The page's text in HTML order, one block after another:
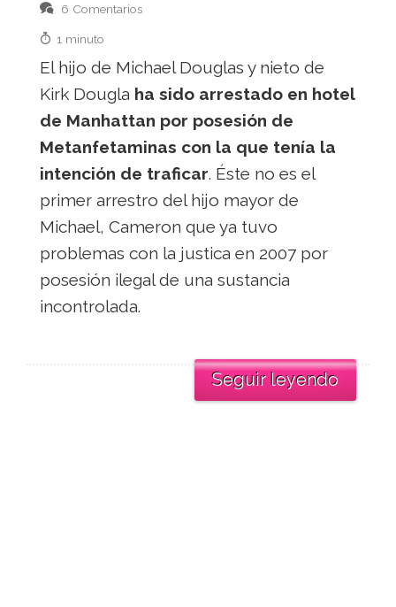
6 Comentarios
1 minuto
El hijo de Michael Douglas y nieto de
Kirk Dougla ha sido arrestado en hotel
de Manhattan por posesión de
Metanfetaminas con la que tenía la
intención de traficar. Éste no es el
primer arrestro del hijo mayor de
Michael, Cameron que ya tuvo
problemas con la justica en 2007 por
posesión ilegal de una sustancia
incontrolada.
Seguir leyendo